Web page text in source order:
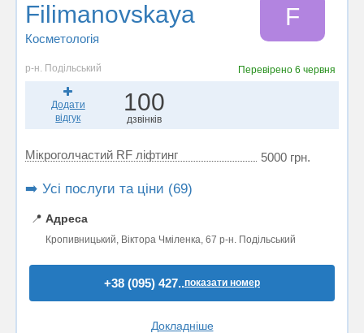
Filimanovskaya
Косметологія
F
р-н. Подільський Перевірено 6 червня
Додати
відгук
100
дзвінків
Мікроголчастий RF ліфтинг 5000 грн.
➡️ Усі послуги та ціни (69)
📍 Адреса
Кропивницький, Віктора Чміленка, 67 р-н. Подільський
+38 (095) 427..показати номер
Докладніше